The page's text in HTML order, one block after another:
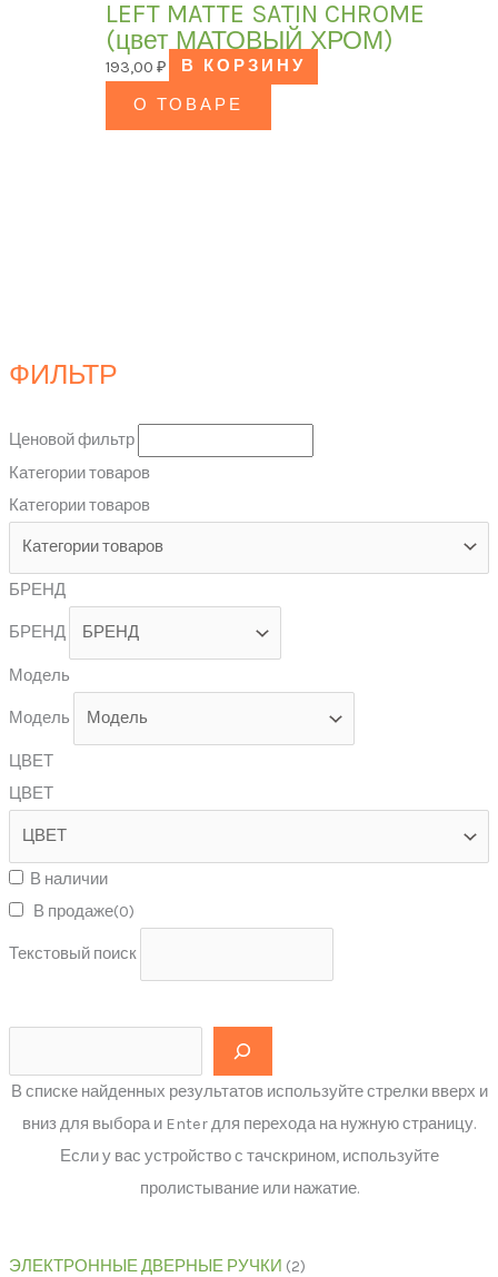
ФИЛЬТР
Ценовой фильтр
Категории товаров
Категории товаров
БРЕНД
БРЕНД
Модель
Модель
ЦВЕТ
ЦВЕТ
В наличии
В продаже(0)
Текстовый поиск
В списке найденных результатов используйте стрелки вверх и
вниз для выбора и Enter для перехода на нужную страницу.
Если у вас устройство с тачскрином, используйте
пролистывание или нажатие.
ЭЛЕКТРОННЫЕ ДВЕРНЫЕ РУЧКИ 2
LEFT MATTE SATIN CHROME
(цвет МАТОВЫЙ ХРОМ)
193,00₽
В КОРЗИНУ
О ТОВАРЕ